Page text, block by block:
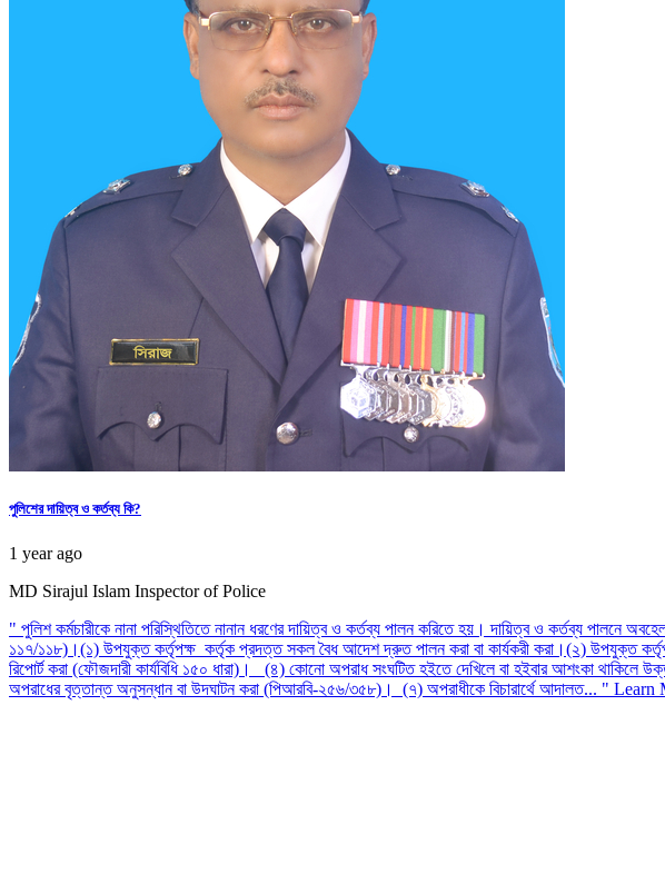
পুলিশের দায়িত্ব ও কর্তব্য কি?
1 year ago
MD Sirajul Islam Inspector of Police
" পুলিশ কর্মচারীকে নানা পরিস্থিতিতে নানান ধরণের দায়িত্ব ও কর্তব্য পালন করিতে হয়। দায়িত্ব ও কর্তব্য
১১৭/১১৮)।(১) উপযুক্ত কর্তৃপক্ষ কর্তৃক প্রদত্ত সকল বৈধ আদেশ দ্রুত পালন করা বা কার্যকরী করা।(২) উপযুক্ত কর্তৃপক্ষ
রিপোর্ট করা (ফৌজদারী কার্যবিধি ১৫০ ধারা)। (৪) কোনো অপরাধ সংঘটিত হইতে দেখিলে বা হইবার আশংকা থাকিলে
অপরাধের বৃত্তান্ত অনুসন্ধান বা উদঘাটন করা (পিআরবি-২৫৬/৩৫৮)। (৭) অপরাধীকে বিচারার্থে আদালত... " Learn